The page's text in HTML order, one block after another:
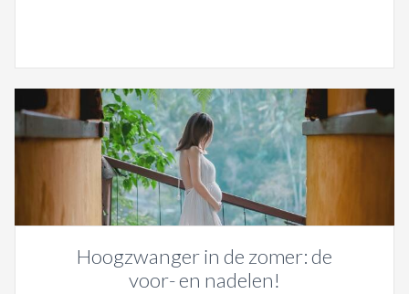
Hoogzwanger in de zomer: de
voor- en nadelen!